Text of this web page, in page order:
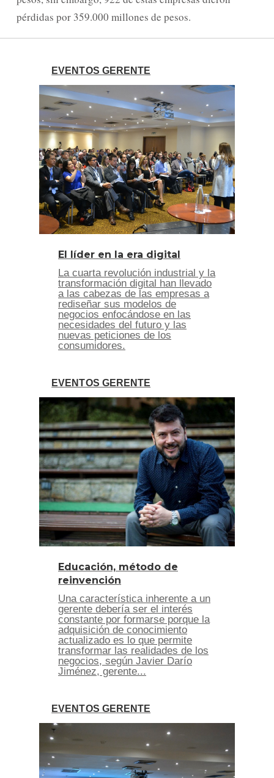
pérdidas por 359.000 millones de pesos.
EVENTOS GERENTE
El líder en la era digital
La cuarta revolución industrial y la
transformación digital han llevado
a las cabezas de las empresas a
rediseñar sus modelos de
negocios enfocándose en las
necesidades del futuro y las
nuevas peticiones de los
consumidores.
EVENTOS GERENTE
Educación, método de
reinvención
Una característica inherente a un
gerente debería ser el interés
constante por formarse porque la
adquisición de conocimiento
actualizado es lo que permite
transformar las realidades de los
negocios, según Javier Darío
Jiménez, gerente...
EVENTOS GERENTE